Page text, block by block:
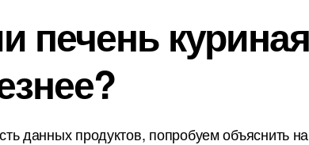
печень
данных продуктов, попробуем объяснить